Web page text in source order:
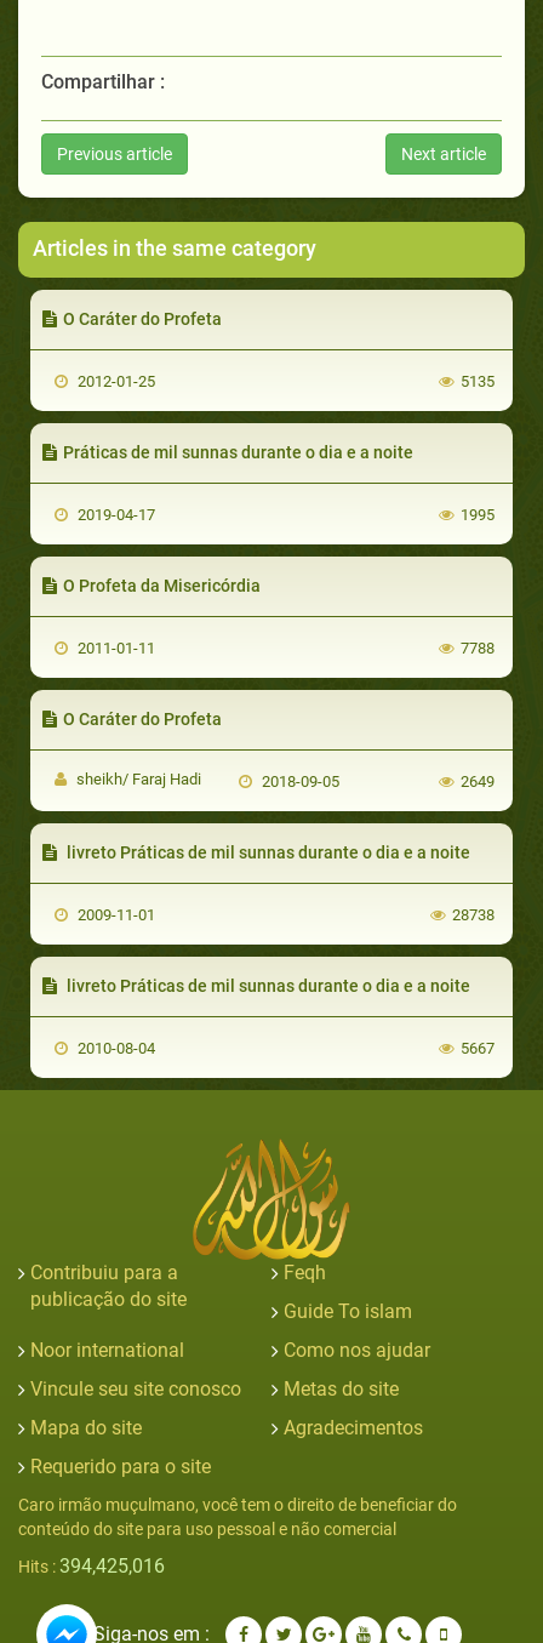
Compartilhar :
Previous article Next article
Articles in the same category
O Caráter do Profeta
2012-01-25 5135
Práticas de mil sunnas durante o dia e a noite
2019-04-17 1995
O Profeta da Misericórdia
2011-01-11 7788
O Caráter do Profeta
sheikh/ Faraj Hadi 2018-09-05 2649
livreto Práticas de mil sunnas durante o dia e a noite
2009-11-01 28738
livreto Práticas de mil sunnas durante o dia e a noite
2010-08-04 5667
Contribuiu para a
publicação do site
Feqh
Guide To islam
Noor international
Como nos ajudar
Vincule seu site conosco
Metas do site
Mapa do site
Agradecimentos
Requerido para o site
Caro irmão muçulmano, você tem o direito de beneficiar do
conteúdo do site para uso pessoal e não comercial
Hits : 394,425,016
Siga-nos em :